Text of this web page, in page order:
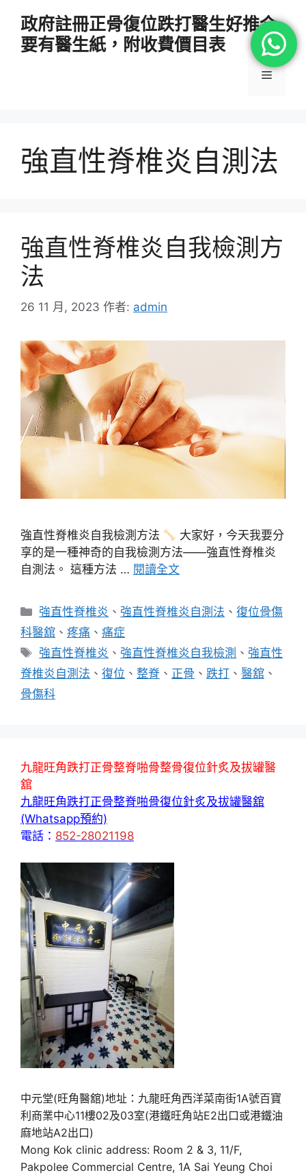
政府註冊正骨復位跌打醫生好推介
要有醫生紙，附收費價目表
選
強直性脊椎炎自測法
強直性脊椎炎自我檢測方
法
26 11 月, 2023 作者: admin
強直性脊椎炎自我檢測方法
大家好，今天我要分
享的是一種神奇的自我檢測方法——強直性脊椎炎
自測法。 這種方法 … 閱讀全文
分
類
強直性脊椎炎 、 強直性脊椎炎自測法 、復位骨傷
科醫舘 、 疼痛 、 痛症
標
籤
強直性脊椎炎 、 強直性脊椎炎自我檢測 、 強直性
脊椎炎自測法 、 復位 、 整脊 、 正骨 、 跌打 、 醫舘 、
骨傷科
九龍旺角跌打正骨整脊啪骨整骨復位針炙及拔罐醫
舘
九龍旺角跌打正骨整脊啪骨復位針炙及拔罐醫舘
(Whatsapp預約)
電話： 852-28021198
中元堂(旺角醫舘)地址：九龍旺角西洋菜南街1A號百寶
利商業中心11樓02及03室(港鐵旺角站E2出口或港鐵油
麻地站A2出口)
Mong Kok clinic address: Room 2 & 3, 11/F,
Pakpolee Commercial Centre, 1A Sai Yeung Choi